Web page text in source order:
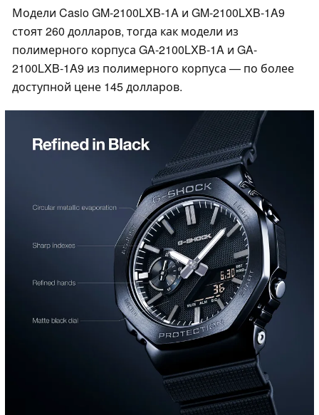
Модели Casio GM-2100LXB-1A и GM-2100LXB-1A9
стоят 260 долларов, тогда как модели из
полимерного корпуса GA-2100LXB-1A и GA-
2100LXB-1A9 из полимерного корпуса — по более
доступной цене 145 долларов.